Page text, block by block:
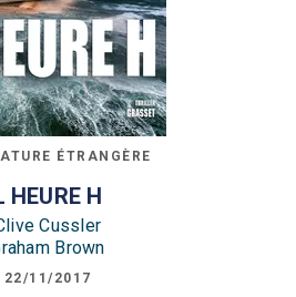
ÉTRANGÈRE
HEURE H
Cussler
Brown
22/11/2017